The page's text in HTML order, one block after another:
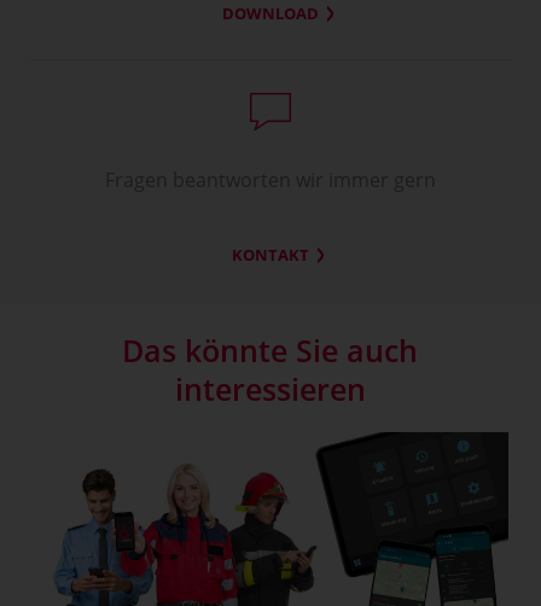
DOWNLOAD
KONTAKT
Das könnte Sie auch
interessieren